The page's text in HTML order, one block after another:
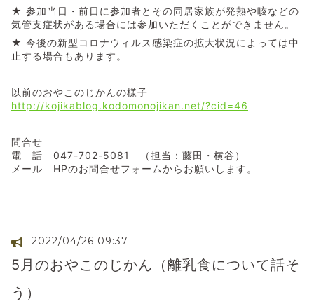
★ 参加当日・前日に参加者とその同居家族が発熱や咳などの
気管支症状がある場合には参加いただくことができません。
★ 今後の新型コロナウィルス感染症の拡大状況によっては中
止する場合もあります。
以前のおやこのじかんの様子
http://kojikablog.kodomonojikan.net/?cid=46
問合せ
電 話 047-702-5081 （担当：藤田・横谷）
メール HPのお問合せフォームからお願いします。
2022/04/26 09:37
5月のおやこのじかん（離乳食について話そ
う）